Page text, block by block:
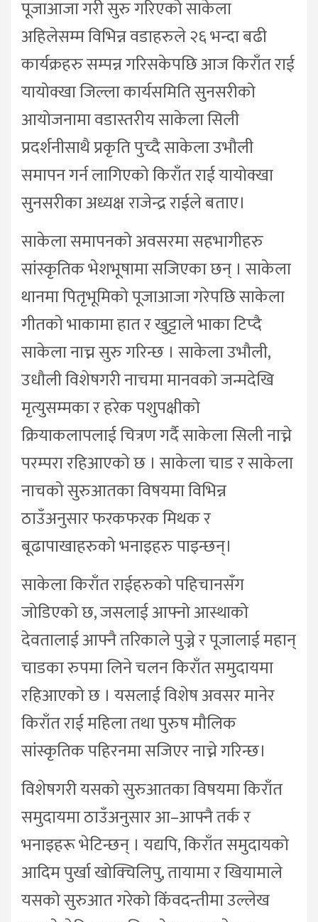
पूजाआजा गरी सुरु गरिएको साकेला
अहिलेसम्म विभिन्न वडाहरुले २६ भन्दा बढी
कार्यक्रहरु सम्पन्न गरिसकेपछि आज किराँत राई
यायोक्खा जिल्ला कार्यसमिति सुनसरीको
आयोजनामा वडास्तरीय साकेला सिली
प्रदर्शनीसाथै प्रकृति पुच्दै साकेला उभौली
समापन गर्न लागिएको किराँत राई यायोक्खा
सुनसरीका अध्यक्ष राजेन्द्र राईले बताए।
साकेला समापनको अवसरमा सहभागीहरु
सांस्कृतिक भेशभूषामा सजिएका छन् । साकेला
थानमा पितृभूमिको पूजाआजा गरेपछि साकेला
गीतको भाकामा हात र खुट्टाले भाका टिप्दै
साकेला नाच्न सुरु गरिन्छ । साकेला उभौली,
उधौली विशेषगरी नाचमा मानवको जन्मदेखि
मृत्युसम्मका र हरेक पशुपक्षीको
क्रियाकलापलाई चित्रण गर्दै साकेला सिली नाच्ने
परम्परा रहिआएको छ । साकेला चाड र साकेला
नाचको सुरुआतका विषयमा विभिन्न
ठाउँअनुसार फरकफरक मिथक र
बूढापाखाहरुको भनाइहरु पाइन्छन्।
साकेला किराँत राईहरुको पहिचानसँग
जोडिएको छ, जसलाई आफ्नो आस्थाको
देवतालाई आफ्नै तरिकाले पुज्ने र पूजालाई महान्
चाडका रुपमा लिने चलन किराँत समुदायमा
रहिआएको छ । यसलाई विशेष अवसर मानेर
किराँत राई महिला तथा पुरुष मौलिक
सांस्कृतिक पहिरनमा सजिएर नाच्ने गरिन्छ।
विशेषगरी यसको सुरुआतका विषयमा किराँत
समुदायमा ठाउँअनुसार आ–आफ्नै तर्क र
भनाइहरू भेटिन्छन् । यद्यपि, किराँत समुदायको
आदिम पुर्खा खोक्चिलिपु, तायामा र खियामाले
यसको सुरुआत गरेको किंवदन्तीमा उल्लेख